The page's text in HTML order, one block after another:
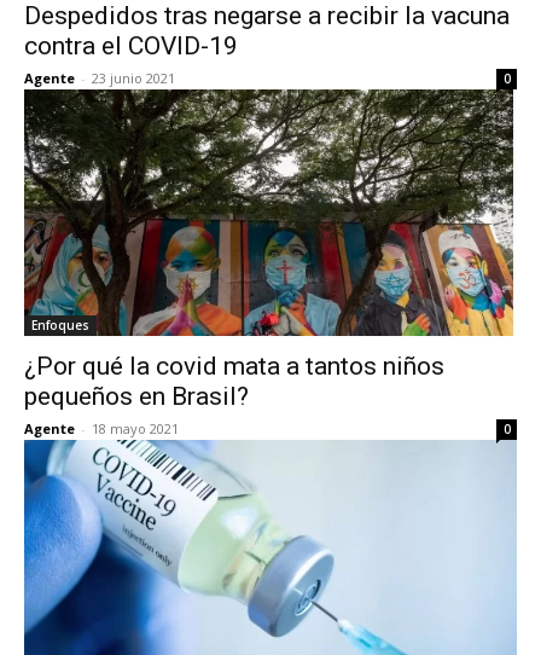
Despedidos tras negarse a recibir la vacuna
contra el COVID-19
Agente - 23 junio 2021 0
Enfoques
¿Por qué la covid mata a tantos niños
pequeños en Brasil?
Agente - 18 mayo 2021 0